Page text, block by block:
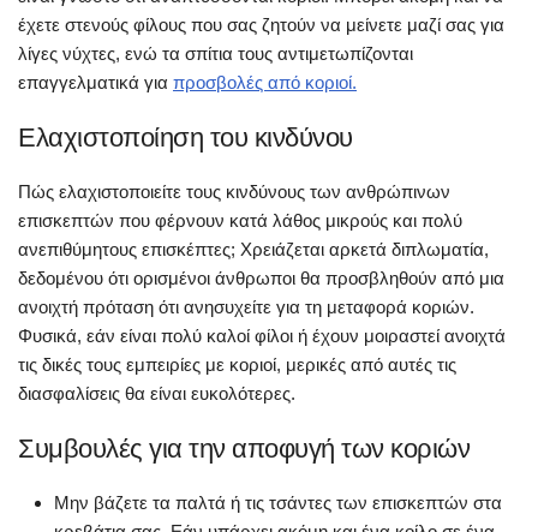
έχετε στενούς φίλους που σας ζητούν να μείνετε μαζί σας για
λίγες νύχτες, ενώ τα σπίτια τους αντιμετωπίζονται
επαγγελματικά για προσβολές από κοριοί.
Ελαχιστοποίηση του κινδύνου
Πώς ελαχιστοποιείτε τους κινδύνους των ανθρώπινων
επισκεπτών που φέρνουν κατά λάθος μικρούς και πολύ
ανεπιθύμητους επισκέπτες; Χρειάζεται αρκετά διπλωματία,
δεδομένου ότι ορισμένοι άνθρωποι θα προσβληθούν από μια
ανοιχτή πρόταση ότι ανησυχείτε για τη μεταφορά κοριών.
Φυσικά, εάν είναι πολύ καλοί φίλοι ή έχουν μοιραστεί ανοιχτά
τις δικές τους εμπειρίες με κοριοί, μερικές από αυτές τις
διασφαλίσεις θα είναι ευκολότερες.
Συμβουλές για την αποφυγή των κοριών
Μην βάζετε τα παλτά ή τις τσάντες των επισκεπτών στα